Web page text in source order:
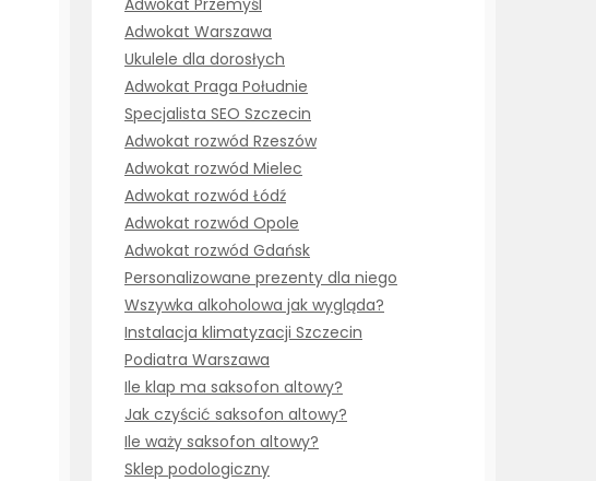
Adwokat Przemyśl
Adwokat Warszawa
Ukulele dla dorosłych
Adwokat Praga Południe
Specjalista SEO Szczecin
Adwokat rozwód Rzeszów
Adwokat rozwód Mielec
Adwokat rozwód Łódź
Adwokat rozwód Opole
Adwokat rozwód Gdańsk
Personalizowane prezenty dla niego
Wszywka alkoholowa jak wygląda?
Instalacja klimatyzacji Szczecin
Podiatra Warszawa
Ile klap ma saksofon altowy?
Jak czyścić saksofon altowy?
Ile waży saksofon altowy?
Sklep podologiczny